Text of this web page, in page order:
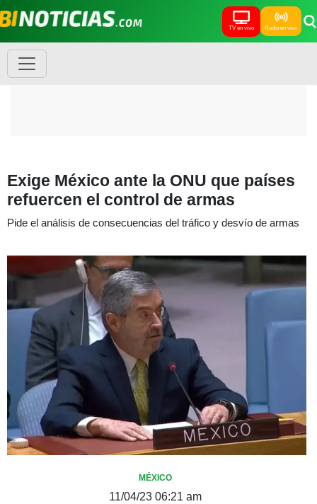
TV en vivo Radio en vivo
Exige México ante la ONU que países
refuercen el control de armas
Pide el análisis de consecuencias del tráfico y desvío de armas
MÉXICO
11/04/23 06:21 am